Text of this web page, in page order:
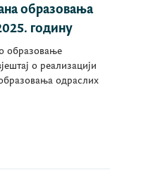
образовања
годину
образовање
о реализацији
одраслих